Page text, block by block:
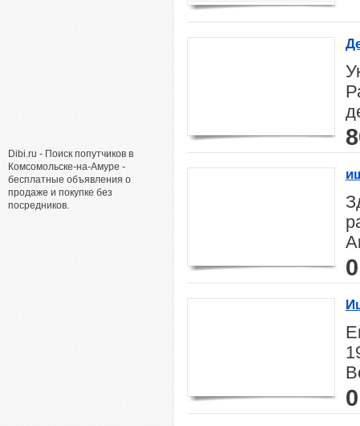
Dibi.ru - Поиск попутчиков в
Комсомольске-на-Амуре -
бесплатные объявления о
продаже и покупке без
посредников.
0
0